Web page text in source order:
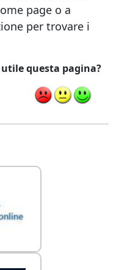
page o a
per trovare i
questa pagina?